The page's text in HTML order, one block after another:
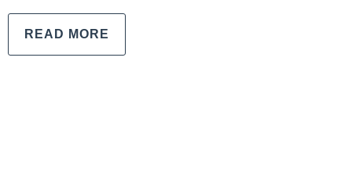
READ MORE